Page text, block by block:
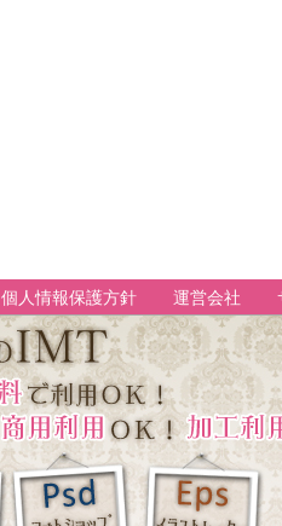
個人情報保護方針 運営会社